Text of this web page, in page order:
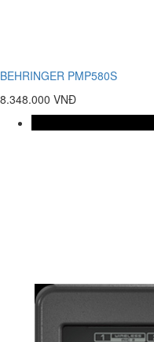
BEHRINGER PMP580S
8.348.000 VNĐ